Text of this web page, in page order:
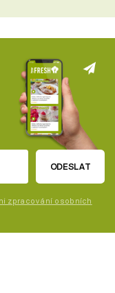
ODESLAT
zpracování osobních